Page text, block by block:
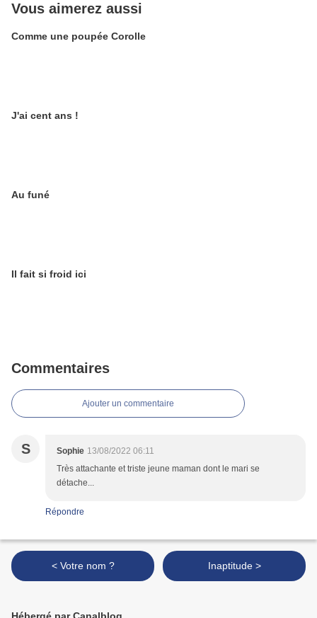
Vous aimerez aussi
Comme une poupée Corolle
J'ai cent ans !
Au funé
Il fait si froid ici
Commentaires
Ajouter un commentaire
S Sophie 13/08/2022 06:11
Très attachante et triste jeune maman dont le mari se
détache...
Répondre
< Votre nom ? Inaptitude >